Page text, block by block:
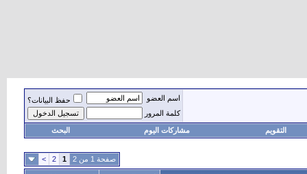
اسم العضو
حفظ البيانات؟
كلمة المرور
التقويم مشاركات اليوم البحث
صفحة 1 من 2 1
2
>